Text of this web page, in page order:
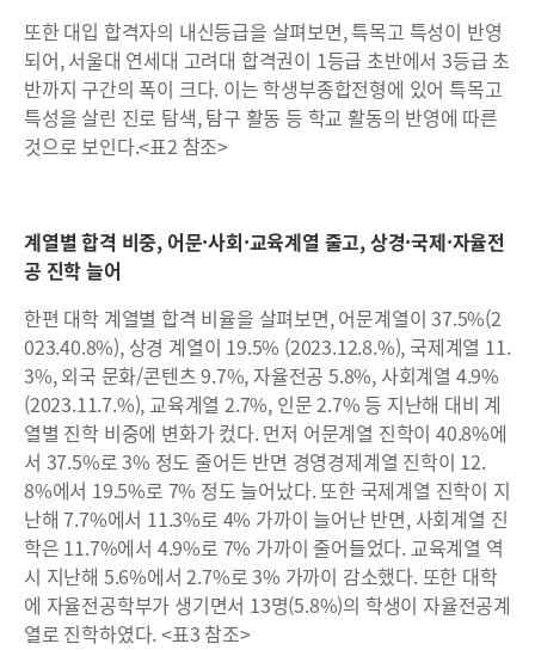
또한 대입 합격자의 내신등급을 살펴보면, 특목고 특성이 반영
되어, 서울대 연세대 고려대 합격권이 1등급 초반에서 3등급 초
반까지 구간의 폭이 크다. 이는 학생부종합전형에 있어 특목고
특성을 살린 진로 탐색, 탐구 활동 등 학교 활동의 반영에 따른
것으로 보인다.<표2 참조>
계열별 합격 비중, 어문·사회·교육계열 줄고, 상경·국제·자율전
공 진학 늘어
한편 대학 계열별 합격 비율을 살펴보면, 어문계열이 37.5%(2
023.40.8%), 상경 계열이 19.5% (2023.12.8.%), 국제계열 11.
3%, 외국 문화/콘텐츠 9.7%, 자율전공 5.8%, 사회계열 4.9%
(2023.11.7.%), 교육계열 2.7%, 인문 2.7% 등 지난해 대비 계
열별 진학 비중에 변화가 컸다. 먼저 어문계열 진학이 40.8%에
서 37.5%로 3% 정도 줄어든 반면 경영경제계열 진학이 12.
8%에서 19.5%로 7% 정도 늘어났다. 또한 국제계열 진학이 지
난해 7.7%에서 11.3%로 4% 가까이 늘어난 반면, 사회계열 진
학은 11.7%에서 4.9%로 7% 가까이 줄어들었다. 교육계열 역
시 지난해 5.6%에서 2.7%로 3% 가까이 감소했다. 또한 대학
에 자율전공학부가 생기면서 13명(5.8%)의 학생이 자율전공계
열로 진학하였다. <표3 참조>